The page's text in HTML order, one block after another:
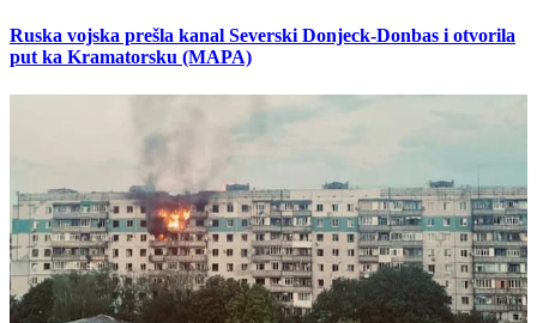
Ruska vojska prešla kanal Severski Donjeck-Donbas i otvorila
put ka Kramatorsku (MAPA)